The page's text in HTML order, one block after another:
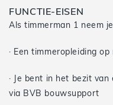
FUNCTIE-EISEN
Als timmerman 1 neem
· Een timmeropleiding
· Je bent in het bezit
via BVB bouwsupport